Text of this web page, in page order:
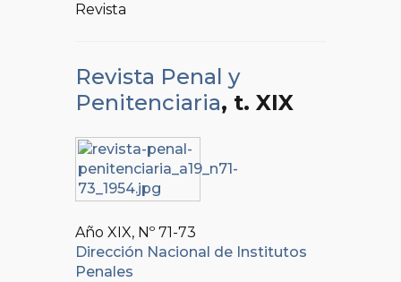
Revista
Revista Penal y
Penitenciaria, t. XIX
Año XIX, Nº 71-73
Dirección Nacional de Institutos
Penales